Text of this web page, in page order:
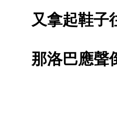
又拿起鞋子往
那洛巴應聲